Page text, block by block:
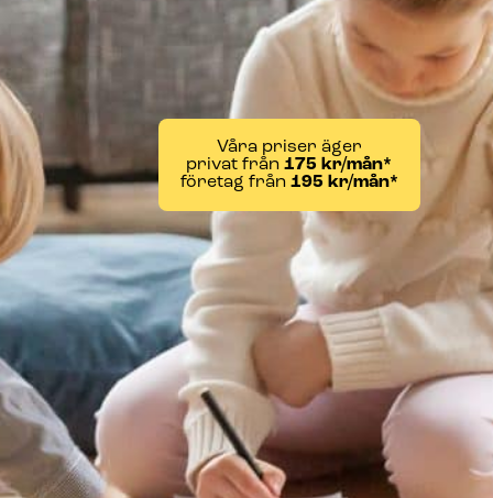
Våra priser äger
privat från175 kr/mån*
företag från 195 kr/mån*